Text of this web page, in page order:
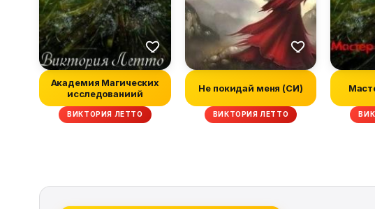
Академия Магических
исследованиий
ВИКТОРИЯ ЛЕТТО
Не покидай меня (СИ)
ВИКТОРИЯ ЛЕТТО